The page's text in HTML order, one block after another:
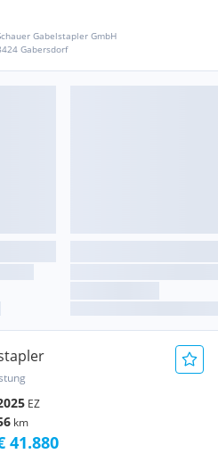
Gabelstapler GmbH
Gabersdorf
EZ
km
41.880